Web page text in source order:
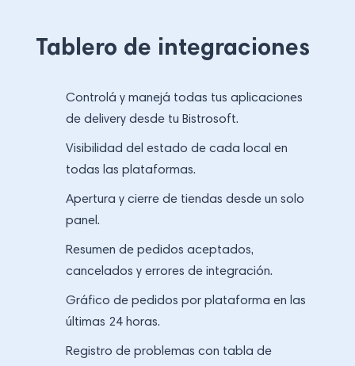
Tablero de integraciones
Controlá y manejá todas tus aplicaciones
de delivery desde tu Bistrosoft.
Visibilidad del estado de cada local en
todas las plataformas.
Apertura y cierre de tiendas desde un solo
panel.
Resumen de pedidos aceptados,
cancelados y errores de integración.
Gráfico de pedidos por plataforma en las
últimas 24 horas.
Registro de problemas con tabla de